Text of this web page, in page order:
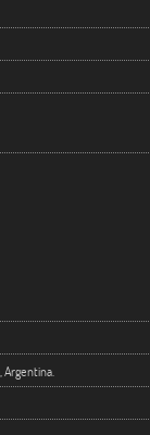
Argentina.